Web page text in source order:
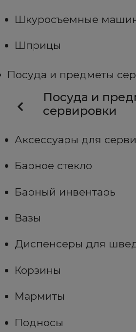
Шкуросъемные
Шприцы
Посуда и предметы
Посуда и
сервировки
Аксессуары для
Барное стекло
Барный инвентарь
Вазы
Диспенсеры для
Корзины
Мармиты
Подносы